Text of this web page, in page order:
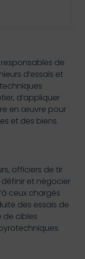
de
d’essais et
d’appliquer
en œuvre pour
et des biens.
officiers de tir
et négocier
ceux chargés
des essais de
de cibles